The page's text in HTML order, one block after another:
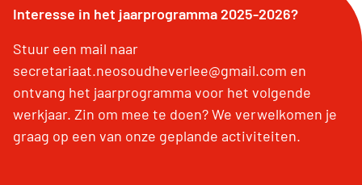
Interesse in het jaarprogramma 2025-2026?
Stuur een mail naar
secretariaat.neosoudheverlee@gmail.com en
ontvang het jaarprogramma voor het volgende
werkjaar. Zin om mee te doen? We verwelkomen je
graag op een van onze geplande activiteiten.